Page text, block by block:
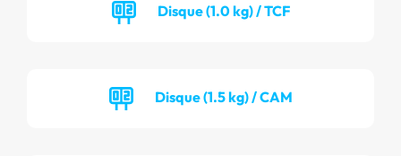
Disque (1.0 kg) / TCF
Disque (1.5 kg) / CAM